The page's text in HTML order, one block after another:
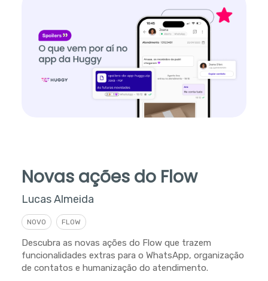
Novas ações do Flow
Lucas Almeida
NOVO FLOW
Descubra as novas ações do Flow que trazem
funcionalidades extras para o WhatsApp, organização
de contatos e humanização do atendimento.